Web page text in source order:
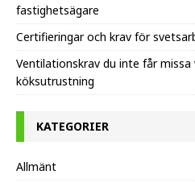
fastighetsägare
Certifieringar och krav för
Ventilationskrav du inte får
köksutrustning
KATEGORIER
Allmänt